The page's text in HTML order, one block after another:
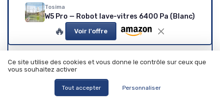
le pack de 20 chiffons microfibre, qui permet
d’enchaîner plusieurs vitres sans se retrouver à
court. La sécurité est aussi rassurante avec la
batterie de secours et le câble de retenue.
Par contre, il faut être clair : ce n’estpas un
miracle. Il est plutôt lent, et sur des vitres très
encrassées, il faudra soit plusieurs passages,
soit un coup de main au préalable. Dans pas mal
Tosima
W5 Pro — Robot lave-vitres 6400 Pa (Blanc)
🔥 Voir l'offre
Ce site utilise des cookies et vous donne le contrôle sur ceux que
vous souhaitez activer
Tout accepter Personnaliser